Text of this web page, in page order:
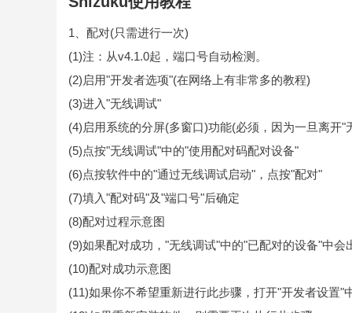
1、配对(只需进行一次)
(1)注：从v4.1.0起，端口号自动检测。
(2)启用"开发者选项"(在网络上有非常多的教程)
(3)进入"无线调试"
(4)启用系统的分屏(多窗口)功能(必须，因为一旦离开
(5)点按"无线调试"中的"使用配对码配对设备"
(6)点按软件中的"通过无线调试启动"，点按"配对"
(7)填入"配对码"及"端口号"后确定
(8)配对过程示意图
(9)如果配对成功，"无线调试"中的"已配对的设备"中会
(10)配对成功示意图
(11)如果你不希望重新进行此步骤，打开"开发者设置"